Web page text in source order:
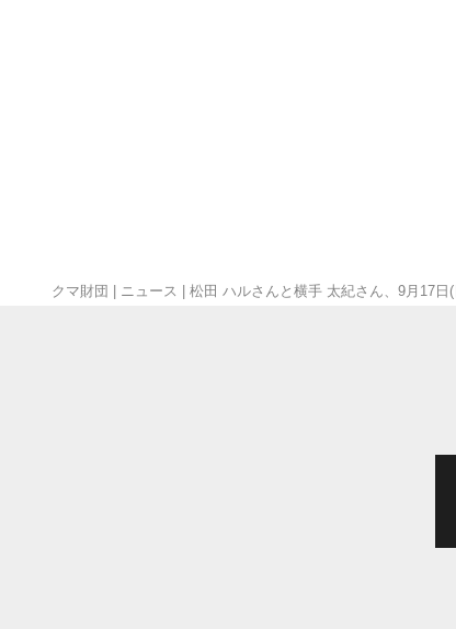
クマ財団 ニュース 松田 ハルさんと横手 太紀さん、9月17日